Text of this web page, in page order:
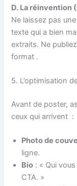
D. La réinvention
Ne laissez pas
texte qui a bien
extraits. Ne
format .
5. L’optimisation
Avant de poster,
ceux qui arrivent :
Photo de
ligne.
Bio : « Qui
CTA. »